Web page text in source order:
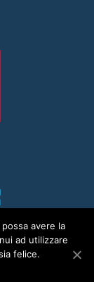
avere la
ad utilizzare
felice.